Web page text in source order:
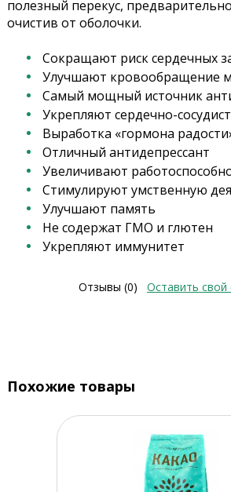
полезный перекус,
очистив от оболочки.
Сокращают риск сердечных
Улучшают кровообращение
Самый мощный источник
Укрепляют сердечно-
Выработка «гормона
Отличный антидепрессант
Увеличивают
Стимулируют умственную
Улучшают память
Не содержат ГМО и глютен
Укрепляют иммунитет
Отзывы (0) Оставить свой
Похожие товары